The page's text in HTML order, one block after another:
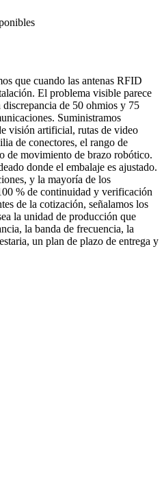
que cuando las antenas RFID
El problema visible parece
de 50 ohmios y 75
Suministramos
visión artificial, rutas de video
de conectores, el rango de
de movimiento de brazo robótico.
donde el embalaje es ajustado.
y la mayoría de los
% de continuidad y verificación
de la cotización, señalamos los
la unidad de producción que
la banda de frecuencia, la
un plan de plazo de entrega y